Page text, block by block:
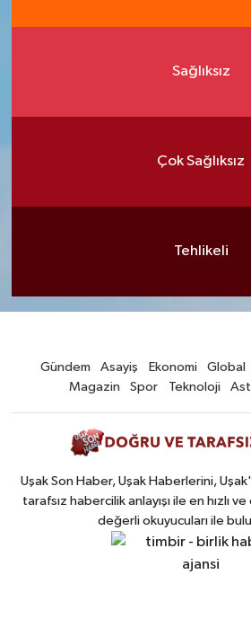
Sağlıksız
Çok Sağlıksız
Tehlikeli
Gündem Asayiş Ekonomi Global
Magazin
Spor Teknoloji
Uşak Son Haber, Uşak Haberlerini,
tarafsız habercilik anlayışı ile en hızlı
değerli okuyucuları ile